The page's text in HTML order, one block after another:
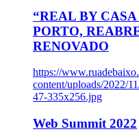
“REAL BY
PORTO,
RENOVADO
https://
content/uploads/2022/
47-335x256.jpg
Web Summit 2022